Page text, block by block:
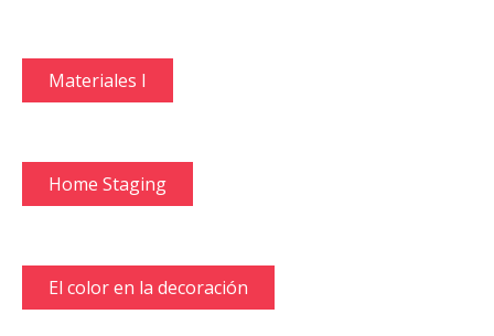
Materiales I
Home Staging
El color en la decoración